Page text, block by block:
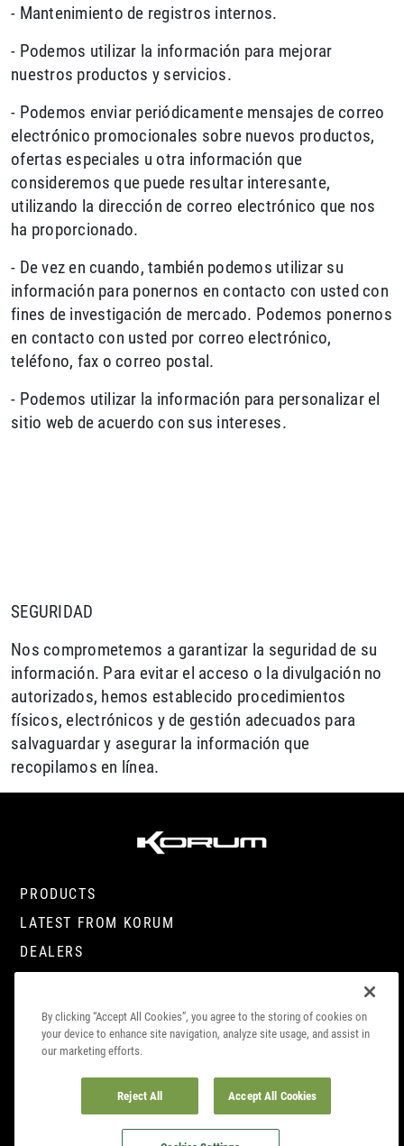
- Mantenimiento de registros internos.
- Podemos utilizar la información para mejorar
nuestros productos y servicios.
- Podemos enviar periódicamente mensajes de correo
electrónico promocionales sobre nuevos productos,
ofertas especiales u otra información que
consideremos que puede resultar interesante,
utilizando la dirección de correo electrónico que nos
ha proporcionado.
- De vez en cuando, también podemos utilizar su
información para ponernos en contacto con usted con
fines de investigación de mercado. Podemos ponernos
en contacto con usted por correo electrónico,
teléfono, fax o correo postal.
- Podemos utilizar la información para personalizar el
sitio web de acuerdo con sus intereses.
SEGURIDAD
Nos comprometemos a garantizar la seguridad de su
información. Para evitar el acceso o la divulgación no
autorizados, hemos establecido procedimientos
físicos, electrónicos y de gestión adecuados para
salvaguardar y asegurar la información que
recopilamos en línea.
PRODUCTS
LATEST FROM KORUM
DEALERS
RIGHTS RESERVED
DATA SUBJECT ACCESS
COMPLIANCE
By clicking “Accept All Cookies”, you agree to the storing of cookies on
your device to enhance site navigation, analyze site usage, and assist in
our marketing efforts.
Reject All Accept All Cookies